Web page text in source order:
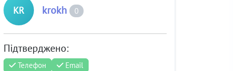
KR krokh 0
Підтверджено:
Телефон Email